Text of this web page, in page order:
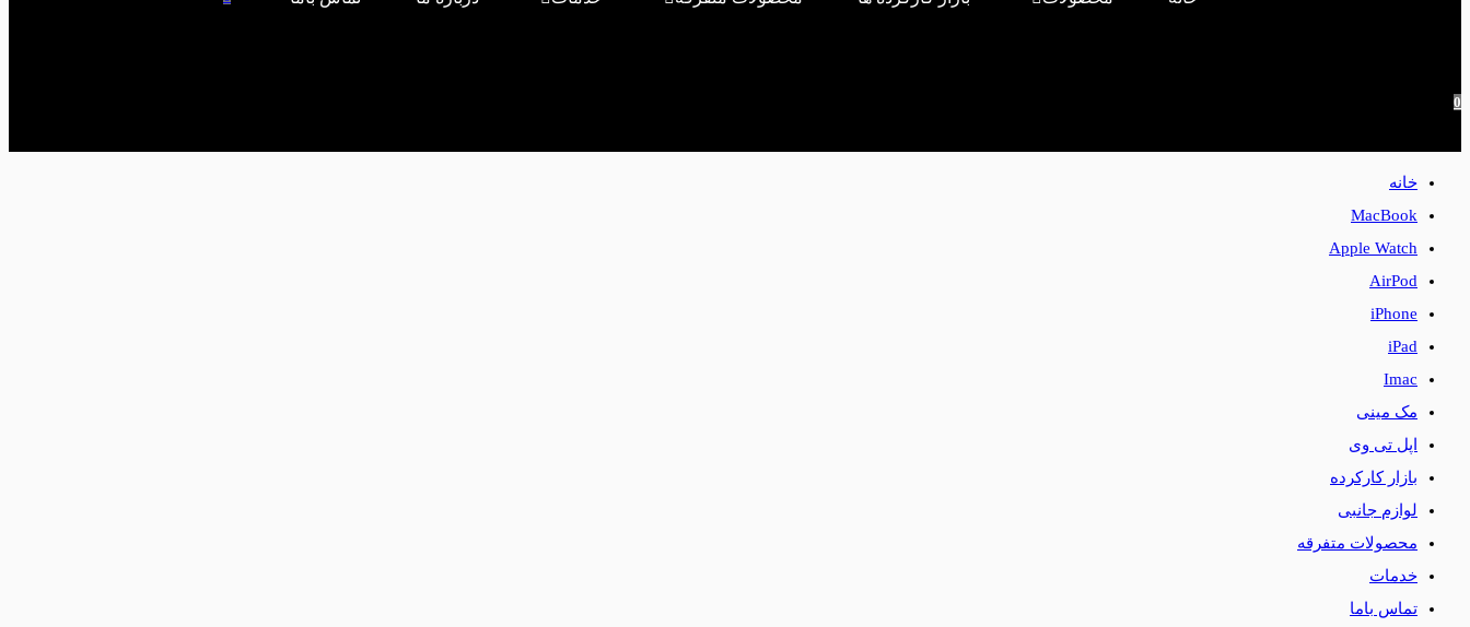
0
خانه
MacBook
Apple Watch
AirPod
iPhone
iPad
Imac
مک مینی
اپل تی وی
بازار کارکرده
لوازم جانبی
محصولات متفرقه
خدمات
تماس باما